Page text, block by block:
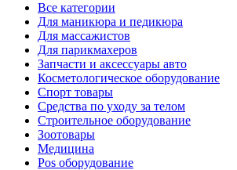
Все категории
Для маникюра и педикюра
Для массажистов
Для парикмахеров
Запчасти и аксессуары авто
Косметологическое оборудование
Спорт товары
Средства по уходу за телом
Строительное оборудование
Зоотовары
Медицина
Pos оборудование